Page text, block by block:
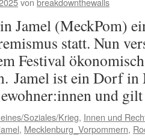
Jamel (MeckPom)
statt. Nun
Festival
Jamel ist ein Dorf
und
Soziales/Krieg, Innen und
, Mecklenburg_Vorpommern,